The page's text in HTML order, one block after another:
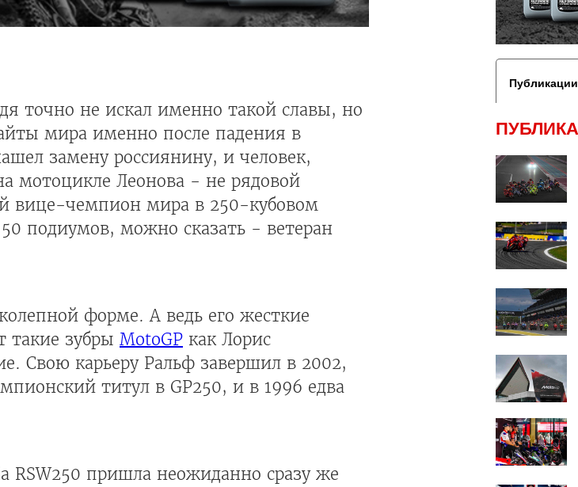
точно не искал именно такой славы, но
мира именно после падения в
замену россиянину, и человек,
мотоцикле Леонова - не рядовой
вице-чемпион мира в 250-кубовом
50 подиумов, можно сказать - ветеран
форме. А ведь его жесткие
такие зубры MotoGP как Лорис
Свою карьеру Ральф завершил в 2002,
титул в GP250, и в 1996 едва
RSW250 пришла неожиданно сразу же